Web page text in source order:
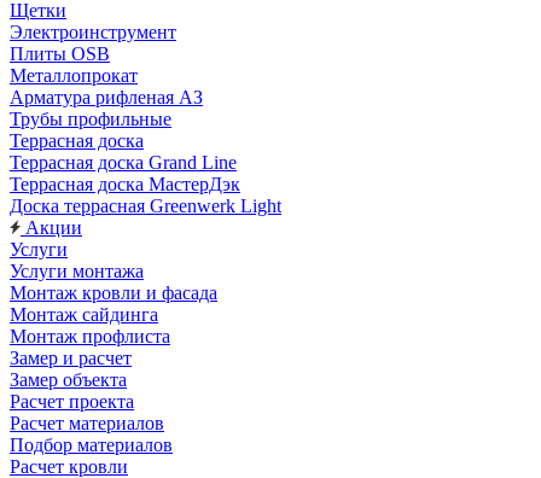
Щетки
Электроинструмент
Плиты OSB
Металлопрокат
Арматура рифленая АЗ
Трубы профильные
Террасная доска
Террасная доска Grand Line
Террасная доска МастерДэк
Доска террасная Greenwerk Light
Акции
Услуги
Услуги монтажа
Монтаж кровли и фасада
Монтаж сайдинга
Монтаж профлиста
Замер и расчет
Замер объекта
Расчет проекта
Расчет материалов
Подбор материалов
Расчет кровли